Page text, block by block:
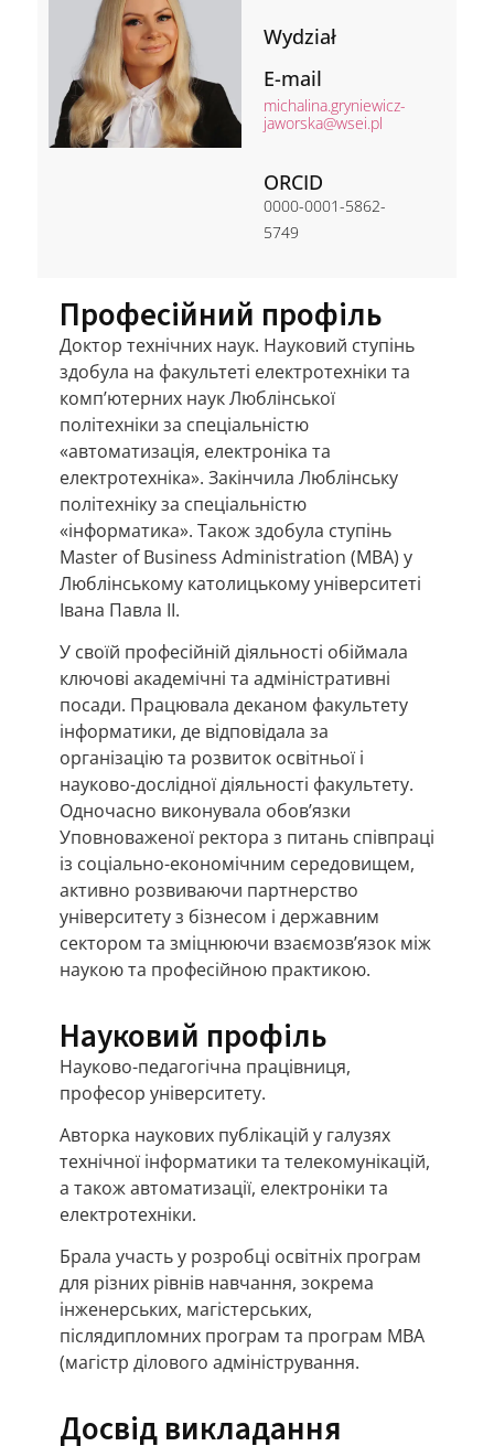
Wydział
E-mail
michalina.gryniewicz-
jaworska@wsei.pl
ORCID
0000-0001-5862-
5749
Професійний профіль
Доктор технічних наук. Науковий ступінь
здобула на факультеті електротехніки та
комп’ютерних наук Люблінської
політехніки за спеціальністю
«автоматизація, електроніка та
електротехніка». Закінчила Люблінську
політехніку за спеціальністю
«інформатика». Також здобула ступінь
Master of Business Administration (MBA) у
Люблінському католицькому університеті
Івана Павла ІІ.
У своїй професійній діяльності обіймала
ключові академічні та адміністративні
посади. Працювала деканом факультету
інформатики, де відповідала за
організацію та розвиток освітньої і
науково-дослідної діяльності факультету.
Одночасно виконувала обов’язки
Уповноваженої ректора з питань співпраці
із соціально-економічним середовищем,
активно розвиваючи партнерство
університету з бізнесом і державним
сектором та зміцнюючи взаємозв’язок між
наукою та професійною практикою.
Науковий профіль
Науково-педагогічна працівниця,
професор університету.
Авторка наукових публікацій у галузях
технічної інформатики та телекомунікацій,
а також автоматизації, електроніки та
електротехніки.
Брала участь у розробці освітніх програм
для різних рівнів навчання, зокрема
інженерських, магістерських,
післядипломних програм та програм MBA
(магістр ділового адміністрування.
Досвід викладання